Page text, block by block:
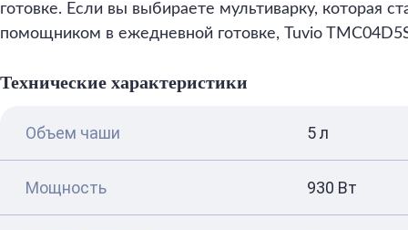
готовке. Если вы выбираете мультиварку, которая
помощником в ежедневной готовке, Tuvio
Технические характеристики
Объем чаши 5 л
Мощность 930 Вт